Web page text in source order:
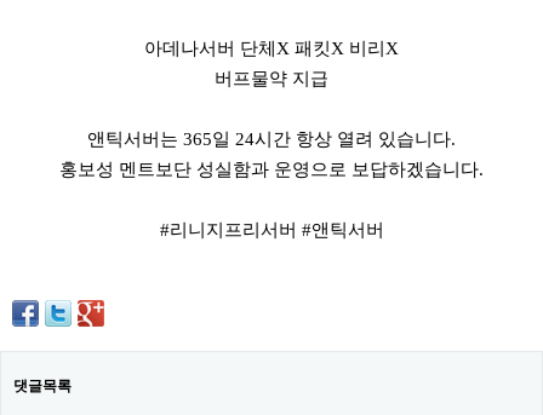
아데나서버 단체X 패킷X 비리X
버프물약 지급
앤틱서버는 365일 24시간 항상 열려 있습니다.
홍보성 멘트보단 성실함과 운영으로 보답하겠습니다.
#리니지프리서버 #앤틱서버
댓글목록